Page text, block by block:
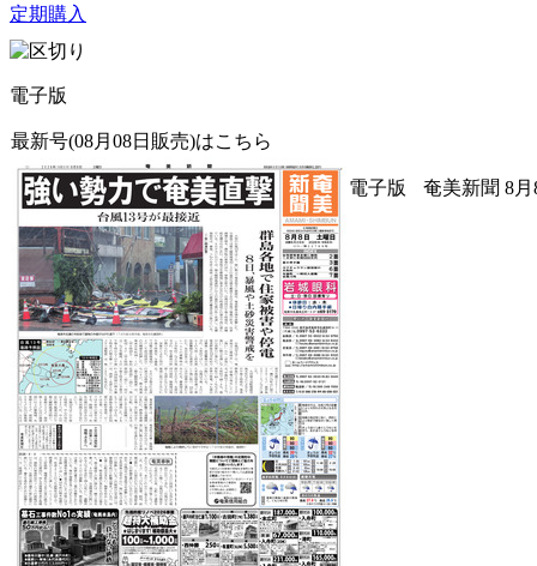
定期購入
電子版
最新号(08月08日販売)はこちら
電子版 奄美新聞 8月